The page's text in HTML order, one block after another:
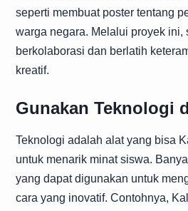
seperti membuat poster tentang
warga negara. Melalui proyek ini,
berkolaborasi dan berlatih
kreatif.
Gunakan Teknologi
Teknologi adalah alat yang bisa
untuk menarik minat siswa.
yang dapat digunakan untuk
cara yang inovatif. Contohnya,